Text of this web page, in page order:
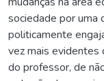
sociedade por uma
politicamente
vez mais evidentes
do professor, de